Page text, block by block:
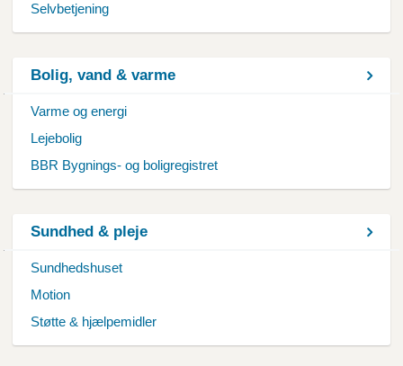
Selvbetjening
Bolig, vand & varme
Varme og energi
Lejebolig
BBR Bygnings- og boligregistret
Sundhed & pleje
Sundhedshuset
Motion
Støtte & hjælpemidler